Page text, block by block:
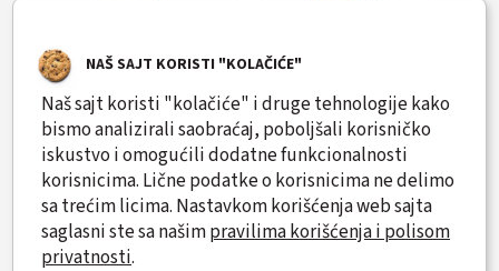
Sirena spoljna CIXI SIREN
SS-101
CENA NA UPIT
Sirena spoljna CIXI SIREN
SS-107
CENA NA UPIT
NAŠ SAJT KORISTI "KOLAČIĆE"
Naš sajt koristi "kolačiće" i druge tehnologije kako
bismo analizirali saobraćaj, poboljšali korisničko
iskustvo i omogućili dodatne funkcionalnosti
korisnicima. Lične podatke o korisnicima ne delimo
sa trećim licima. Nastavkom korišćenja web sajta
saglasni ste sa našimpravilima korišćenja i polisom
privatnosti.